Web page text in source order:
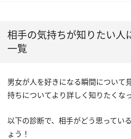
相手の気持ちが知りたい人
一覧
男女が人を好きになる瞬間について
持ちについてより詳しく知りたくな
以下の診断で、相手がどう思ってい
ょう！